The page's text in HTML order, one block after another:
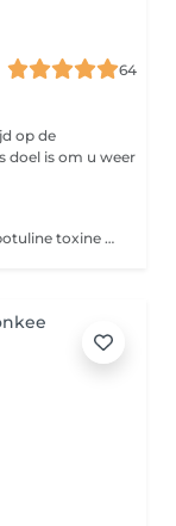
64
op de
doel is om u weer
Botox is de verkorte naam voor het middel botuline toxine type A. Botox wordt geïnjecteerd in de spier waardoor deze tijdelijk niet kan samentrekken doordat het signaal vanuit de hersenen naar de spier wordt geblokkeerd. De spier behoudt dus dezelfde functie, alleen pikt deze tijdelijke geen signalen meer op die de spier aansturen. De botox wordt met een zeer dun naaldje geïnjecteerde in de gezichtsspier. Na 2 weken is het resultaat van de injectable optimaal en zal het behandelde gebied er vlakker uitzien. Het effect kan tot 4 maanden aanhouden. Botox is niet effectief tegen diepliggende rimpels, volumeverlies van de huid of huidverslapping.